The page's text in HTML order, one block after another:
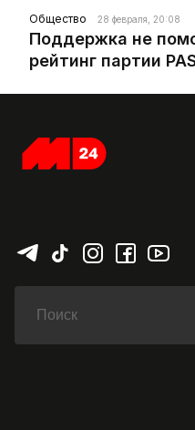
Общество 28 февраля, 20:08
Поддержка не
рейтинг партии